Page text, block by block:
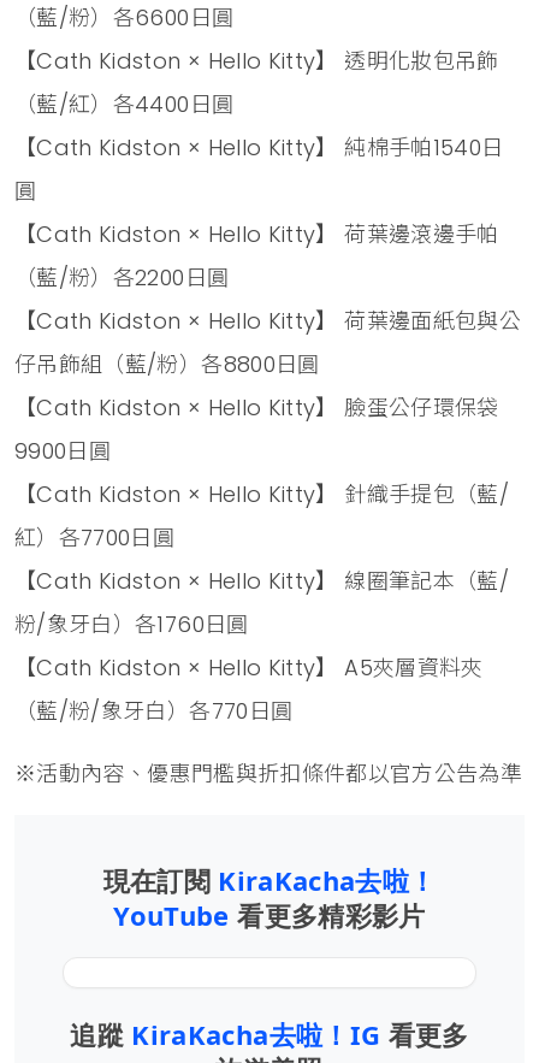
（藍/粉）各6600日圓
【Cath Kidston × Hello Kitty】 透明化妝包吊飾
（藍/紅）各4400日圓
【Cath Kidston × Hello Kitty】 純棉手帕1540日
圓
【Cath Kidston × Hello Kitty】 荷葉邊滾邊手帕
（藍/粉）各2200日圓
【Cath Kidston × Hello Kitty】 荷葉邊面紙包與公
仔吊飾組（藍/粉）各8800日圓
【Cath Kidston × Hello Kitty】 臉蛋公仔環保袋
9900日圓
【Cath Kidston × Hello Kitty】 針織手提包（藍/
紅）各7700日圓
【Cath Kidston × Hello Kitty】 線圈筆記本（藍/
粉/象牙白）各1760日圓
【Cath Kidston × Hello Kitty】 A5夾層資料夾
（藍/粉/象牙白）各770日圓
※活動內容、優惠門檻與折扣條件都以官方公告為準
現在訂閱 KiraKacha去啦！
YouTube看更多精彩影片
追蹤 KiraKacha去啦！IG 看更多